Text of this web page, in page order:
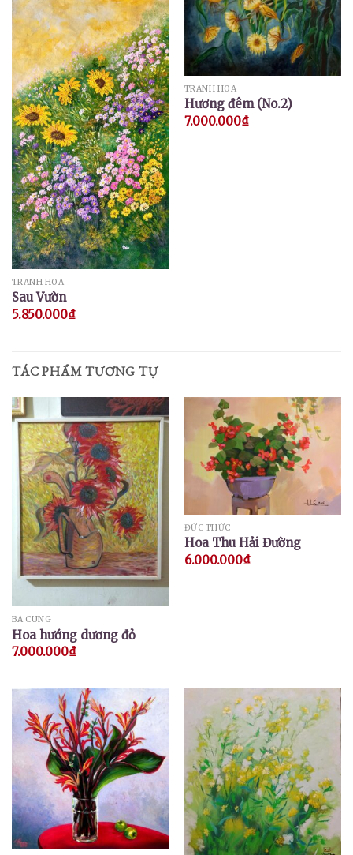
TRANH HOA
Sau Vườn
5.850.000₫
TRANH HOA
Hương đêm (No.2)
7.000.000₫
TÁC PHẨM TƯƠNG TỰ
BÁ CUNG
Hoa hướng dương đỏ
7.000.000₫
ĐỨC THỨC
Hoa Thu Hải Đường
6.000.000₫